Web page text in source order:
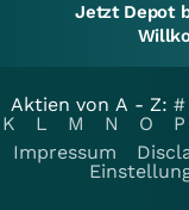
Jetzt Depot
Aktien von A - Z: #
K
L M N O P
Impressum